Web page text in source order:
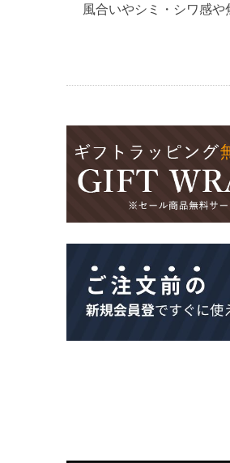
風合いやシミ・シワ感や